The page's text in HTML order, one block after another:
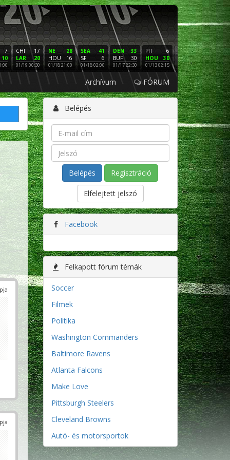
7
10
17
CHI
20
LAR
01/19 00:30
28
NE
16
HOU
01/18 21:00
41
SEA
6
SF
01/18 02:00
33
DEN
30
BUF
01/17 22:30
6
PIT
30
HOU
01/13 02:15
16
NE
3
LAC
01/12 02:00
PHI
SF
01/11
Archívum FÓRUM
Belépés
Regisztráció
Elfelejtett jelszó
Facebook
Felkapott fórum témák
Soccer
Filmek
Politika
Washington Commanders
Baltimore Ravens
Atlanta Falcons
Make Love
Pittsburgh Steelers
Cleveland Browns
Autó- és motorsportok